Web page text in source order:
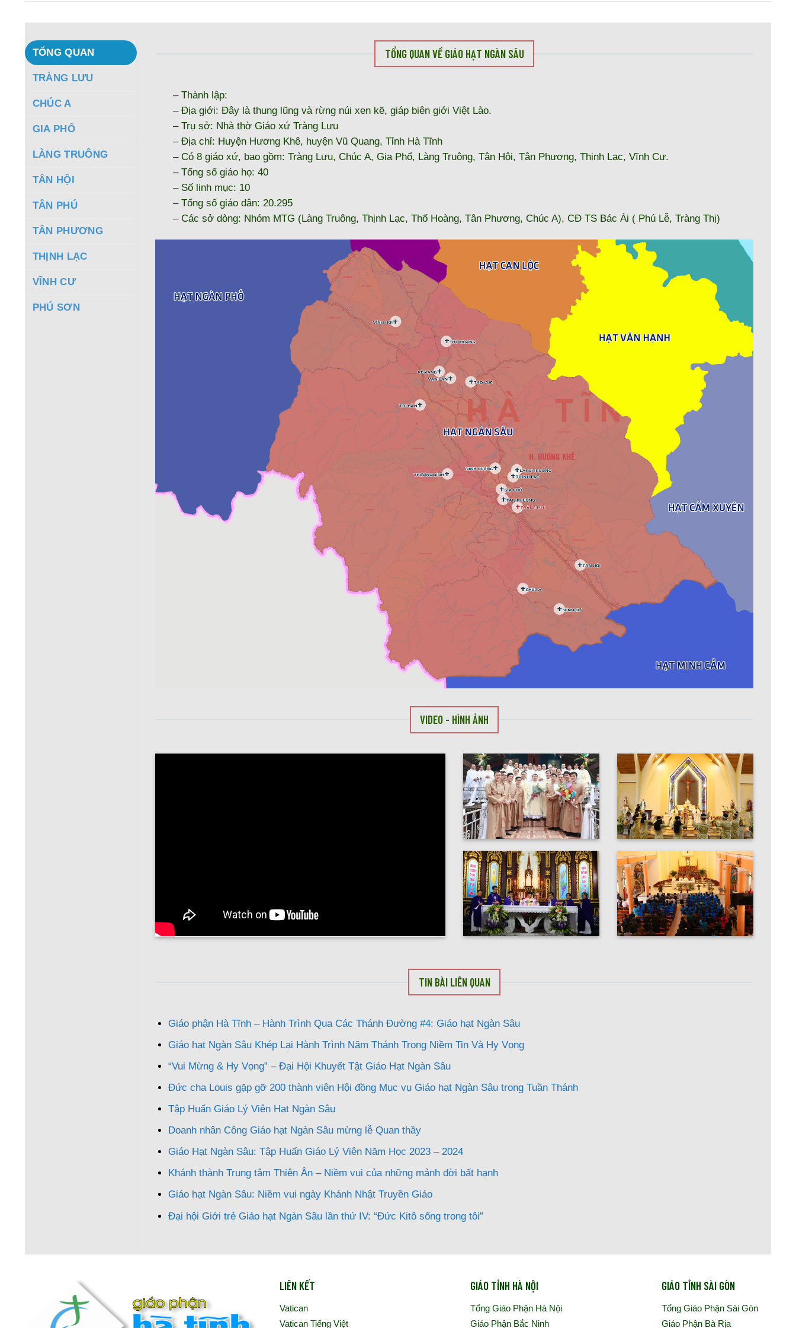
TỔNG QUAN
TRÀNG LƯU
CHÚC A
GIA PHỔ
LÀNG TRUÔNG
TÂN HỘI
TÂN PHÚ
TÂN PHƯƠNG
THỊNH LẠC
VĨNH CƯ
PHÚ SƠN
TỔNG QUAN VỀ GIÁO HẠT NGÀN SÂU
– Thành lập:
– Địa giới: Đây là thung lũng và rừng núi xen kẽ, giáp biên giới Việt Lào.
– Trụ sở: Nhà thờ Giáo xứ Tràng Lưu
– Địa chỉ: Huyện Hương Khê, huyện Vũ Quang, Tỉnh Hà Tĩnh
– Có 8 giáo xứ, bao gồm: Tràng Lưu, Chúc A, Gia Phổ, Làng Truông, Tân Hội, Tân Phương, Thịnh Lạc, Vĩnh Cư.
– Tổng số giáo họ: 40
– Số linh mục: 10
– Tổng số giáo dân: 20.295
– Các sở dòng: Nhóm MTG (Làng Truông, Thịnh Lạc, Thổ Hoàng, Tân Phương, Chúc A), CĐ TS Bác Ái ( Phú Lễ, Tràng Thị)
VIDEO - HÌNH ẢNH
TIN BÀI LIÊN QUAN
Giáo phận Hà Tĩnh – Hành Trình Qua Các Thánh Đường #4: Giáo hạt Ngàn Sâu
Giáo hạt Ngàn Sâu Khép Lại Hành Trình Năm Thánh Trong Niềm Tin Và Hy Vọng
“Vui Mừng & Hy Vọng” – Đại Hội Khuyết Tật Giáo Hạt Ngàn Sâu
Đức cha Louis gặp gỡ 200 thành viên Hội đồng Mục vụ Giáo hạt Ngàn Sâu trong Tuần Thánh
Tập Huấn Giáo Lý Viên Hạt Ngàn Sâu
Doanh nhân Công Giáo hạt Ngàn Sâu mừng lễ Quan thầy
Giáo Hạt Ngàn Sâu: Tập Huấn Giáo Lý Viên Năm Học 2023 – 2024
Khánh thành Trung tâm Thiên Ân – Niềm vui của những mảnh đời bất hạnh
Giáo hạt Ngàn Sâu: Niềm vui ngày Khánh Nhật Truyền Giáo
Đại hội Giới trẻ Giáo hạt Ngàn Sâu lần thứ IV: “Đức Kitô sống trong tôi”
LIÊN KẾT
Vatican
Vatican Tiếng Việt
GIÁO TỈNH HÀ NỘI
Tổng Giáo Phận Hà Nội
Giáo Phận Bắc Ninh
GIÁO TỈNH SÀI GÒN
Tổng Giáo Phận Sài Gòn
Giáo Phận Bà Rịa